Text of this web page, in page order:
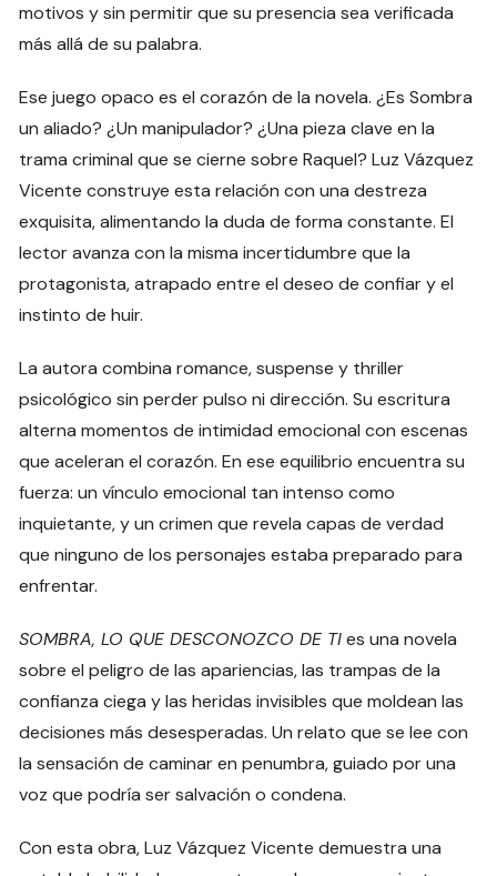
motivos y sin permitir que su presencia sea verificada
más allá de su palabra.
Ese juego opaco es el corazón de la novela. ¿Es Sombra
un aliado? ¿Un manipulador? ¿Una pieza clave en la
trama criminal que se cierne sobre Raquel? Luz Vázquez
Vicente construye esta relación con una destreza
exquisita, alimentando la duda de forma constante. El
lector avanza con la misma incertidumbre que la
protagonista, atrapado entre el deseo de confiar y el
instinto de huir.
La autora combina romance, suspense y thriller
psicológico sin perder pulso ni dirección. Su escritura
alterna momentos de intimidad emocional con escenas
que aceleran el corazón. En ese equilibrio encuentra su
fuerza: un vínculo emocional tan intenso como
inquietante, y un crimen que revela capas de verdad
que ninguno de los personajes estaba preparado para
enfrentar.
SOMBRA, LO QUE DESCONOZCO DE TIes una novela
sobre el peligro de las apariencias, las trampas de la
confianza ciega y las heridas invisibles que moldean las
decisiones más desesperadas. Un relato que se lee con
la sensación de caminar en penumbra, guiado por una
voz que podría ser salvación o condena.
Con esta obra, Luz Vázquez Vicente demuestra una